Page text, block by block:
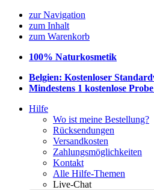
zur Navigation
zum Inhalt
zum Warenkorb
100% Naturkosmetik
Belgien: Kostenloser
Mindestens 1 kostenlose Probe
Hilfe
Wo ist meine Bestellung?
Rücksendungen
Versandkosten
Zahlungsmöglichkeiten
Kontakt
Alle Hilfe-Themen
Live-Chat